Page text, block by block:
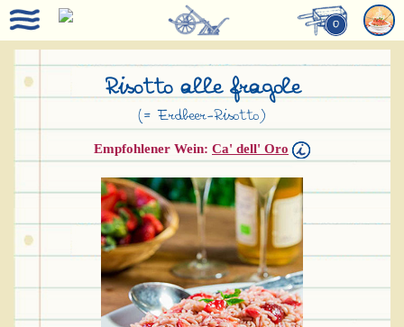
0
Risotto alle fragole
(= Erdbeer-Risotto)
Empfohlener Wein: Ca' dell' Oro